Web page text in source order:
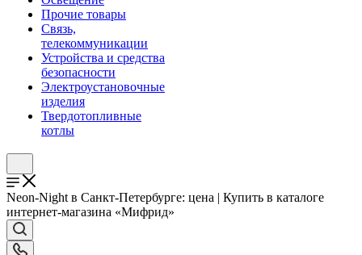
Прочие товары
Связь,
телекоммуникации
Устройства и средства
безопасности
Электроустановочные
изделия
Твердотопливные
котлы
Neon-Night в Санкт-Петербурге: цена | Купить в каталоге
интернет-магазина «Мифрид»